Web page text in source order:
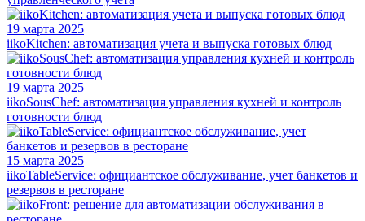
19 марта 2025
iikoKitchen: автоматизация учета и выпуска готовых блюд
19 марта 2025
iikoSousChef: автоматизация управления кухней и контроль
готовности блюд
15 марта 2025
iikoTableService: официантское обслуживание, учет банкетов и
резервов в ресторане